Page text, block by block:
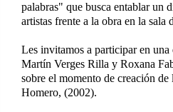
palabras" que busca entablar un
artistas frente a la obra en la sala
Les invitamos a participar en
Martín Verges Rilla y Roxana
sobre el momento de creación
Homero, (2002).